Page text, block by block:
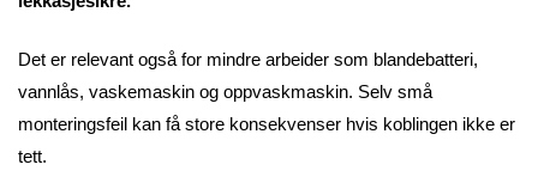
Det er relevant også for mindre arbeider som blandebatteri,
vannlås, vaskemaskin og oppvaskmaskin. Selv små
monteringsfeil kan få store konsekvenser hvis koblingen ikke er
tett.